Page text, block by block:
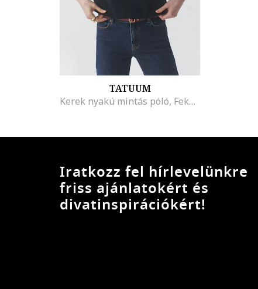
TATUUM
Kerek nyakú mintás póló, Fekete/Halványzöld/Kék
Iratkozz fel hírlevelünkre
friss ajánlatokért és
divatinspirációkért!